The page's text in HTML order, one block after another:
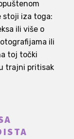
iza toga:
ili više o
ili
toj točki
trajni pritisak